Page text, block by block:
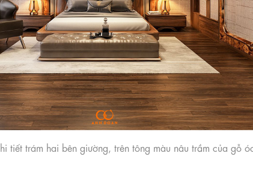
tiết trám hai bên giường, trên tông màu nâu trầm của gỗ